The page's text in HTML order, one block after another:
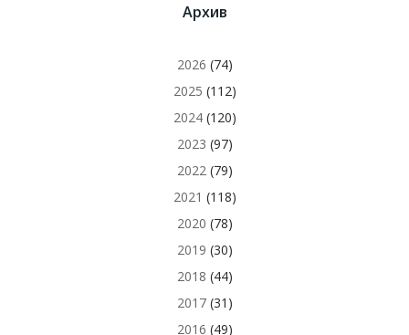
Архив
2026 (74)
2025 (112)
2024(120)
2023 (97)
2022 (79)
2021 (118)
2020 (78)
2019 (30)
2018 (44)
2017(31)
2016 (49)